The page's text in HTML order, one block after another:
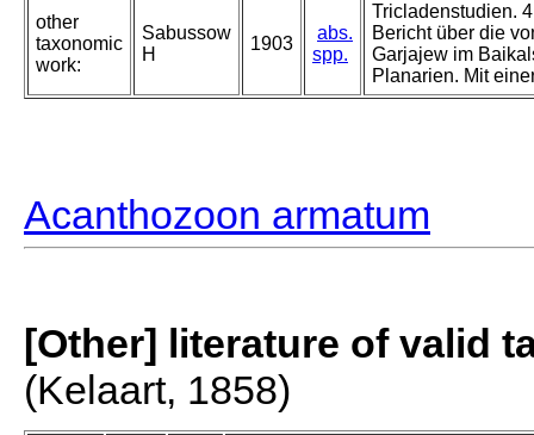
other
taxonomic
work:
Sabussow
H
1903
abs.
spp.
Tricladenstudien.
Bericht über die
Garjajew im
Planarien. Mit
Acanthozoon armatum
[Other] literature of valid
(Kelaart, 1858)